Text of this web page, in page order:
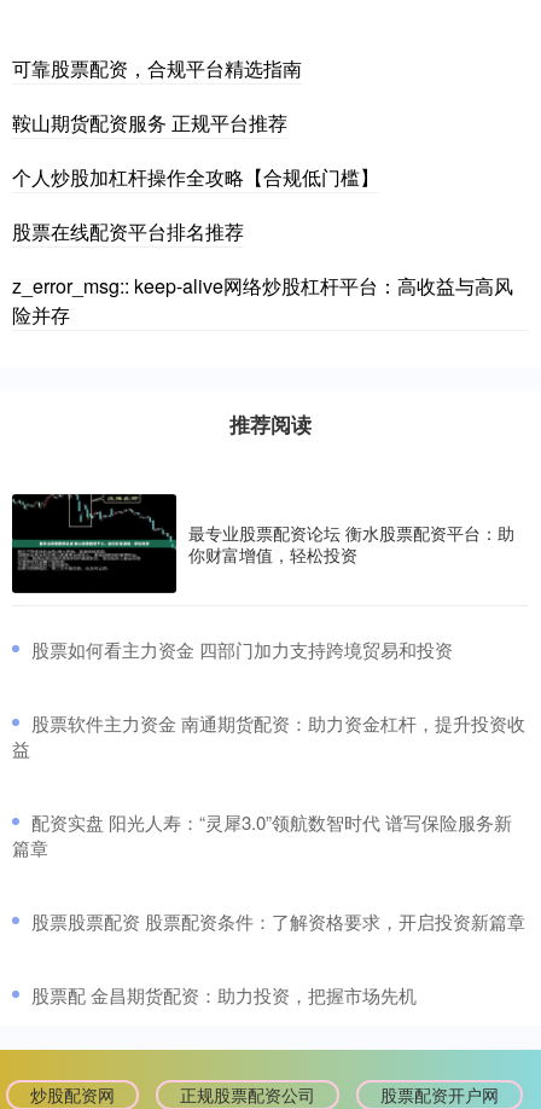
可靠股票配资，合规平台精选指南
鞍山期货配资服务 正规平台推荐
个人炒股加杠杆操作全攻略【合规低门槛】
股票在线配资平台排名推荐
z_error_msg:: keep-alive网络炒股杠杆平台：高收益与高风
险并存
推荐阅读
最专业股票配资论坛 衡水股票配资平台：助
你财富增值，轻松投资
​股票如何看主力资金 四部门加力支持跨境贸易和投资
​股票软件主力资金 南通期货配资：助力资金杠杆，提升投资收
益
​配资实盘 阳光人寿：“灵犀3.0”领航数智时代 谱写保险服务新
篇章
​股票股票配资 股票配资条件：了解资格要求，开启投资新篇章
​股票配 金昌期货配资：助力投资，把握市场先机
炒股配资网 正规股票配资公司 股票配资开户网